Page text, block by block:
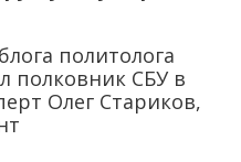
политолога
полковник СБУ в
Олег Стариков,